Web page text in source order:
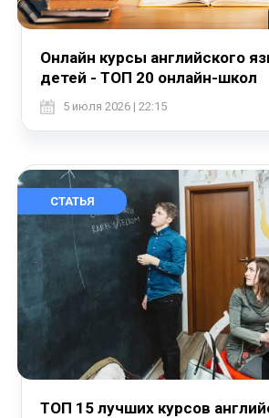
Онлайн курсы английского
детей - ТОП 20 онлайн-школ
5 июля 2026 | 22:15
СТАТЬЯ
ТОП 15 лучших курсов